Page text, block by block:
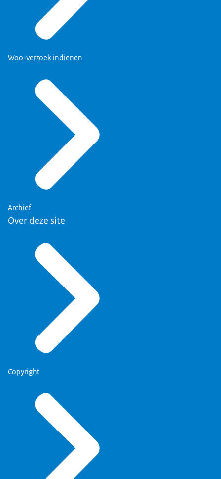
Woo-verzoek indienen
Archief
Over deze site
Copyright